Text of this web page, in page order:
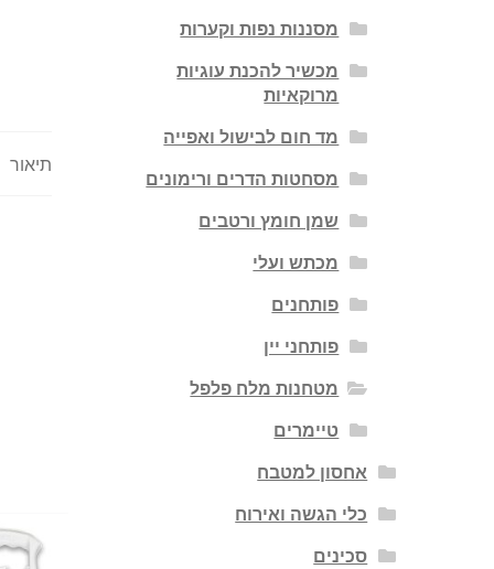
תיאור
מסננות נפות וקערות
מכשיר להכנת עוגיות
מרוקאיות
מד חום לבישול ואפייה
מסחטות הדרים ורימונים
שמן חומץ ורטבים
מכתש ועלי
פותחנים
פותחני יין
מטחנות מלח פלפל
טיימרים
אחסון למטבח
כלי הגשה ואירוח
סכינים